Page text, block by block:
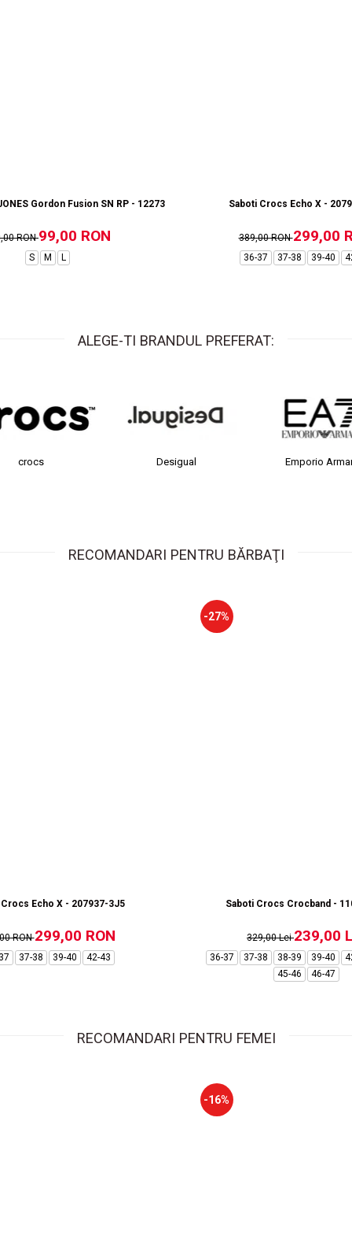
Gordon Fusion SN RP - 12273304-Black RP
RON99,00 RON
S M L
Saboti Crocs Echo X -
389,00 RON299,00
36-37 37-38 39-40
ALEGE-TI BRANDUL PREFERAT:
Desigual Emporio Armani
RECOMANDARI PENTRU BĂRBAŢI
Echo X - 207937-3J5
RON299,00 RON
37-38 39-40 42-43
-27%
Saboti Crocs Crocband -
329,00 Lei239,00
36-37 37-38 38-39 39-40
45-46
46-47
RECOMANDARI PENTRU FEMEI
-16%